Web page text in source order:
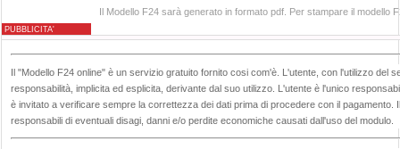
Il Modello F24 sarà generato in formato pdf. Per stampare il modello
PUBBLICITA'
Il "Modello F24 online" è un servizio gratuito fornito cosi com'è. L'utente, con l'utilizzo del
responsabilità, implicita ed esplicita, derivante dal suo utilizzo. L'utente è l'unico
è invitato a verificare sempre la correttezza dei dati prima di procedere con il
responsabili di eventuali disagi, danni e/o perdite economiche causati dall'uso del modulo.